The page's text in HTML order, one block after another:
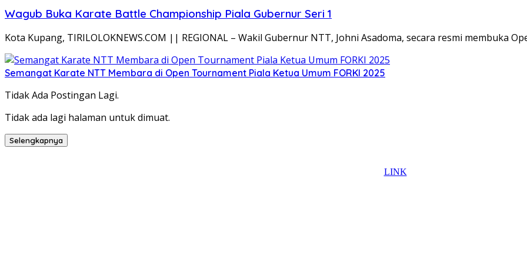
Wagub Buka Karate Battle Championship Piala Gubernur Seri 1
Kota Kupang, TIRILOLOKNEWS.COM || REGIONAL – Wakil Gubernur NTT, Johni Asadoma, secara resmi membuka
Semangat Karate NTT Membara di Open Tournament Piala Ketua Umum FORKI 2025
Tidak Ada Postingan Lagi.
Tidak ada lagi halaman untuk dimuat.
Selengkapnya